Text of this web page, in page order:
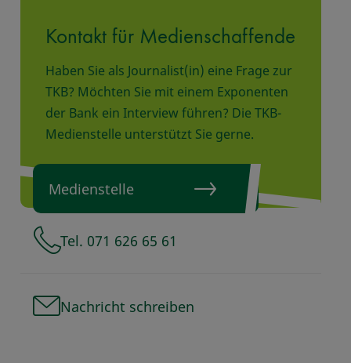
Kontakt für Medienschaffende
Haben Sie als Journalist(in) eine Frage zur
TKB? Möchten Sie mit einem Exponenten
der Bank ein Interview führen? Die TKB-
Medienstelle unterstützt Sie gerne.
Medienstelle
Tel. 071 626 65 61
Nachricht schreiben